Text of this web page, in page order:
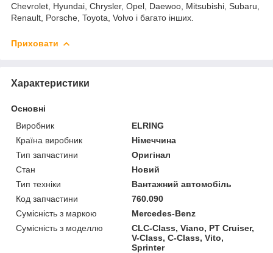
Chevrolet, Hyundai, Chrysler, Opel, Daewoo, Mitsubishi, Subaru,
Renault, Porsche, Toyota, Volvo і багато інших.
Приховати
Характеристики
Основні
Виробник
ELRING
Країна виробник
Німеччина
Тип запчастини
Оригінал
Стан
Новий
Тип техніки
Вантажний автомобіль
Код запчастини
760.090
Сумісність з маркою
Mercedes-Benz
Сумісність з моделлю
CLC-Class, Viano, PT Cruiser,
V-Class, C-Class, Vito,
Sprinter